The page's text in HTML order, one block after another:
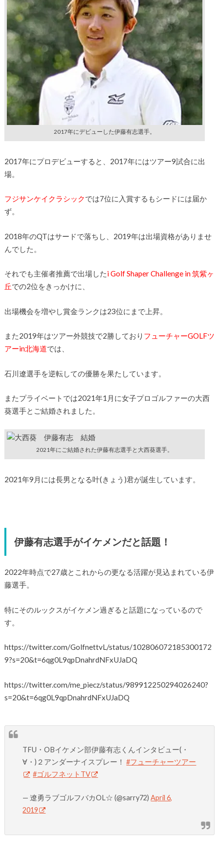
2017年にデビューした伊藤有志選手。
2017年にプロデビューすると、2017年にはツアー9試合に出
場。
フジサンケイクラシックでは7位に入賞するもシードには届か
ず。
2018年のQTはサードで落ちし、2019年は出場資格がありませ
んでした。
それでも主催者推薦で出場したi Golf Shaper Challenge in 筑紫ヶ
丘での2位をきっかけに、
出場機会を増やし賞金ランクは23位にまで上昇。
また2019年はツアー外競技で2勝しており フューチャーGOLFツ
アーin北海道では、
石川遼選手を逆転しての優勝を果たしています。
またプライベートでは2021年1月に女子プロゴルファーの大西
葵選手とご結婚されました。
2021年にご結婚された伊藤有志選手と大西葵選手。
2021年9月には長男となる叶(きょう)君が誕生しています。
伊藤有志選手がイケメンだと話題！
2022年時点で27歳とこれからの更なる活躍が見込まれている伊
藤選手。
特にそのルックスがイケメン過ぎると話題になっているので
す。
https://twitter.com/GolfnettvL/status/102806072185300172
9?s=20&t=6qg0L9qpDnahrdNFxUJaDQ
https://twitter.com/me_piecz/status/989912250294026240?
s=20&t=6qg0L9qpDnahrdNFxUJaDQ
TFU・OBイケメン部伊藤有志くんインタビュー(・
∀・)２アンダーナイスプレー！#フューチャーツアー
#ゴルフネットTV
— 遼勇ラブゴルフバカOL☆ (@sarry72)April 6,
2019